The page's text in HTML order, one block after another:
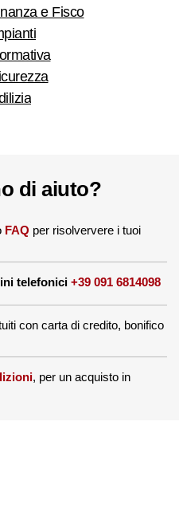
e Fisco
di aiuto?
FAQ per risolververe i tuoi
telefonici +39 091 6814098
con carta di credito, bonifico
, per un acquisto in